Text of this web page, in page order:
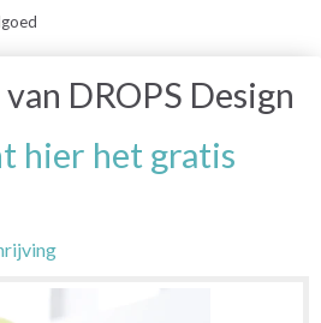
DROPS Design
hier het gratis